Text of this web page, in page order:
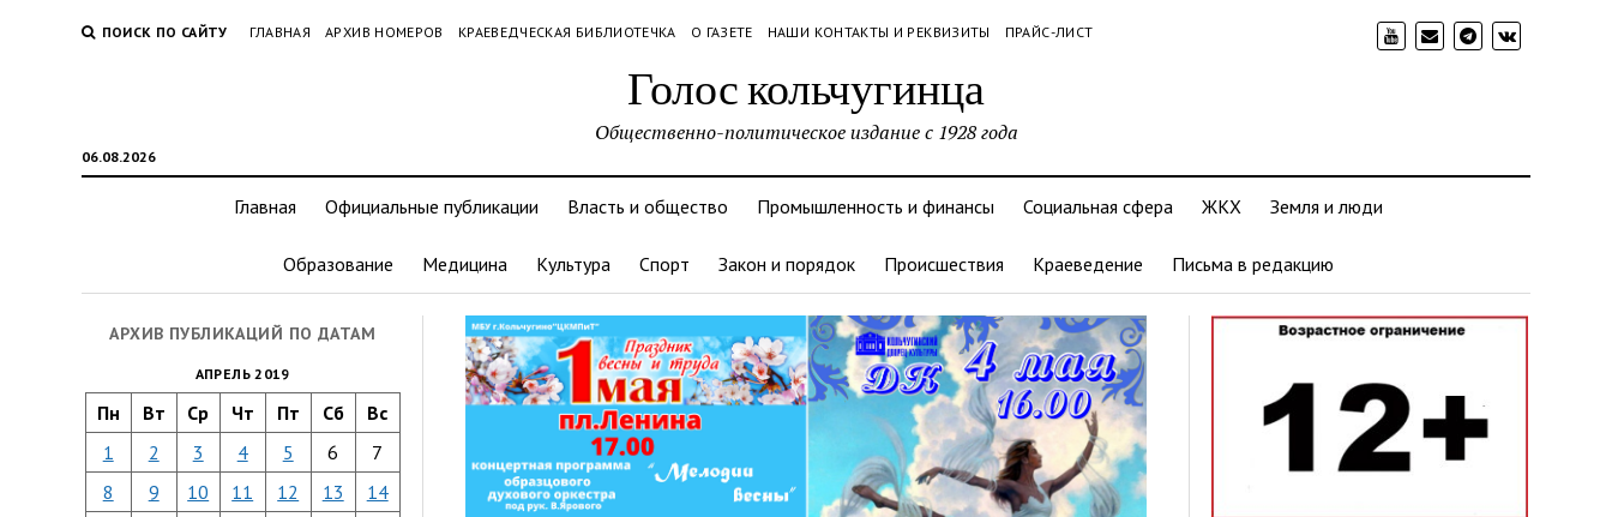
ПОИСК ПО САЙТУ ГЛАВНАЯ АРХИВ НОМЕРОВ КРАЕВЕДЧЕСКАЯ БИБЛИОТЕЧКА О ГАЗЕТЕ НАШИ КОНТАКТЫ И РЕКВИЗИТЫ ПРАЙС-ЛИСТ
Голос кольчугинца
06.08.2026
Общественно-политическое издание с 1928 года
Главная Официальные публикации Власть и общество Промышленность и финансы Социальная сфера ЖКХ Земля и люди
Образование Медицина Культура Спорт Закон и порядок Происшествия Краеведение Письма в редакцию
АРХИВ ПУБЛИКАЦИЙ ПО ДАТАМ
АПРЕЛЬ 2019
Пн Вт Ср Чт Пт Сб Вс
1 2 3 4 5 6
7
8
9 10 11 12 13
14